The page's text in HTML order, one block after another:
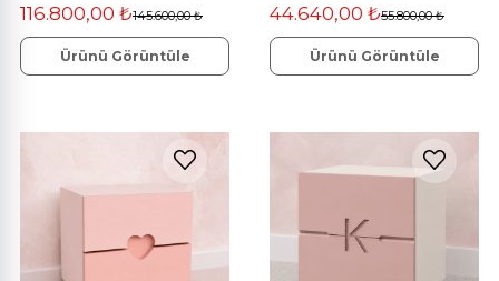
116.800,00 ₺145.600,00 ₺
Ürünü Görüntüle
44.640,00 ₺55.800,00 ₺
Ürünü Görüntüle